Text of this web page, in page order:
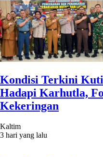
Kondisi Terkini
Hadapi Karhutla,
Kekeringan
Kaltim
3 hari yang lalu